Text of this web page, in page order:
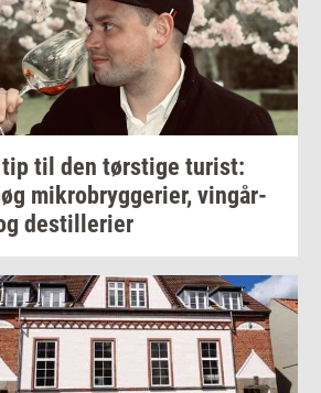
til den tørsti­ge turist:
mi­kro­bryg­ge­ri­er, vin­går­
destil­le­ri­er